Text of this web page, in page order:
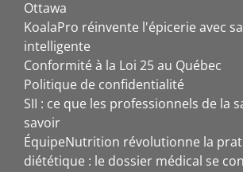
Ottawa
KoalaPro réinvente l'épicerie avec
intelligente
Conformité à la Loi 25 au Québec
Politique de confidentialité
SII : ce que les professionnels de la
savoir
ÉquipeNutrition révolutionne la
diététique : le dossier médical se